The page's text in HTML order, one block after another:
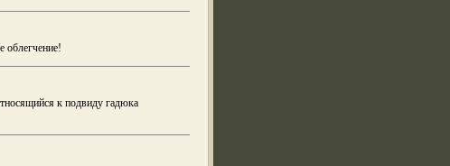
облегчение!
к подвиду гадюка